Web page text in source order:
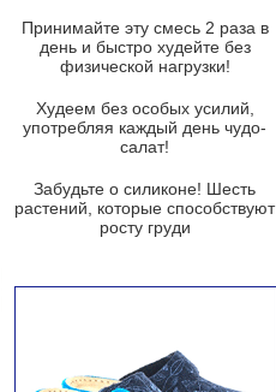
Грибной крем-суп с кростини с
козьим сыром
Суп мисо с зеленым луком и
тофу
из рукколы
Португальский чесночный суп с
Ирландский картофельный суп
Принимайте эту смесь 2 раза в
день и быстро худейте без
физической нагрузки!
Худеем без особых усилий,
употребляя каждый день чудо-
салат!
Забудьте о силиконе! Шесть
растений, которые способствуют
росту груди